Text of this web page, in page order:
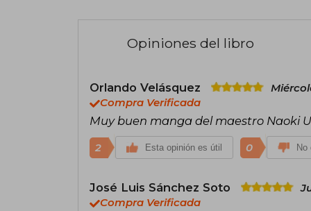
Opiniones del libro
Orlando Velásquez
Compra Verificada
Muy buen manga del maestro Naoki
2 Esta opinión es útil 0 No
José Luis Sánchez Soto
Compra Verificada